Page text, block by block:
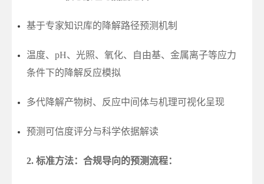
基于专家知识库的降解路径预测机制
温度、pH、光照、氧化、自由基、金属离子等应力
条件下的降解反应模拟
多代降解产物树、反应中间体与机理可视化呈现
预测可信度评分与科学依据解读
2. 标准方法：合规导向的预测流程：